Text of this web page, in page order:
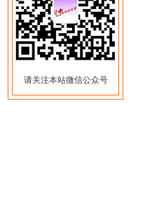
请关注本站微信公众号